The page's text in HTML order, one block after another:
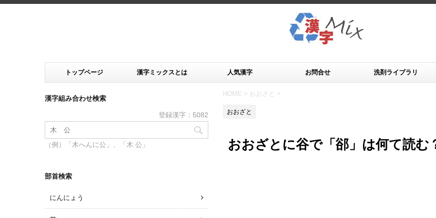
トップページ 漢字ミックスとは 人気漢字 お問合せ 洗剤ライブラリ
HOME > おおざと >
おおざと
おおざとに谷で「郤」は何て読む
漢字組み合わせ検索
登録漢字：5082
（例）「木へんに公」、「木 公」
部首検索
にんにょう